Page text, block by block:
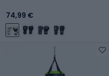
74,99 €